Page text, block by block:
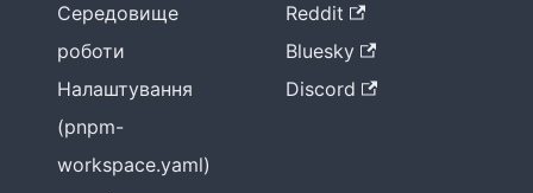
Середовище
роботи
Налаштування
(pnpm-
workspace.yaml)
Reddit
Bluesky
Discord